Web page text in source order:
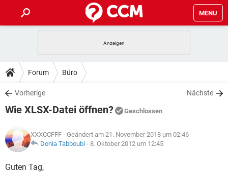
MENU
ANDROID
WINDOWS 10
WHATSAPP TIKTOK
TIPPS & TRICKS
SPIELE
WHATSAPP TIKTOK
FACEBOOK
DOWNLOADS
SPIELE STREAMING
WINDOWS 10 INSTAGRAM
WHATSAPP
SPIELE STREAMING
ANDROID
WINDOWS 10
LEXIKON
SPIELE
Forum Büro
Vorherige Nächste
Wie XLSX-Datei öffnen? Geschlossen
XXXCCFFF - Geändert am 21. November 2018 um 02:46
Donia Tabboubi - 8. Oktober 2012 um 12:45
Guten Tag,